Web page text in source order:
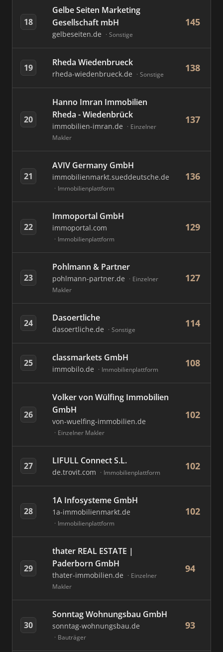
18
Gelbe Seiten Marketing
Gesellschaft mbH
gelbeseiten.de Sonstige
145
19 Rheda Wiedenbrueck
rheda-wiedenbrueck.de Sonstige
138
20
Hanno Imran Immobilien
Rheda - Wiedenbrück
immobilien-imran.de
Einzelner
Makler
137
21
AVIV Germany GmbH
immobilienmarkt.sueddeutsche.de
Immobilienplattform
136
22
Immoportal GmbH
immoportal.com
Immobilienplattform
129
23
Pohlmann & Partner
pohlmann-partner.de
Einzelner
Makler
127
24 Dasoertliche
dasoertliche.de Sonstige
114
25 classmarkets GmbH
immobilo.de Immobilienplattform
108
26
Volker von Wülfing Immobilien
GmbH
von-wuelfing-immobilien.de
Einzelner Makler
102
27 LIFULL Connect S.L.
de.trovit.com Immobilienplattform
102
28
1A Infosysteme GmbH
1a-immobilienmarkt.de
Immobilienplattform
102
29
thater REAL ESTATE |
Paderborn GmbH
thater-immobilien.de
Einzelner
Makler
94
30
Sonntag Wohnungsbau GmbH
sonntag-wohnungsbau.de
Bauträger
93